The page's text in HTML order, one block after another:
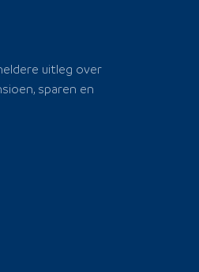
uitleg over
sparen en